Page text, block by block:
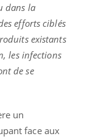
dans la
efforts ciblés
existants
les infections
de se
un
face aux